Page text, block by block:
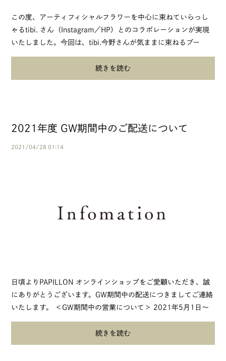
この度、アーティフィシャルフラワーを中心に束ねていらっし
ゃる tibi. さん（Instagram／HP）とのコラボレーションが実現
いたしました。 今回は、tibi.今野さんが気ままに束ねるブー
続きを読む
2021年度 GW期間中のご配送について
2021/04/28 01:14
日頃よりPAPILLON オンラインショップをご愛顧いただき、誠
にありがとうございます。GW期間中の配送につきましてご連絡
いたします。 ＜GW期間中の営業について＞ 2021年5月1日～
続きを読む